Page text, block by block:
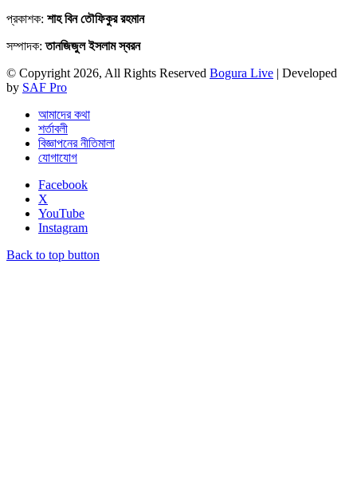
প্রকাশক: শাহ বিন তৌফিকুর রহমান
সম্পাদক:তানজিজুল ইসলাম স্বরন
© Copyright 2026, All Rights Reserved Bogura Live | Developed
by SAF Pro
আমাদের কথা
শর্তাবলী
বিজ্ঞাপনের নীতিমালা
যোগাযোগ
Facebook
X
YouTube
Instagram
Back to top button